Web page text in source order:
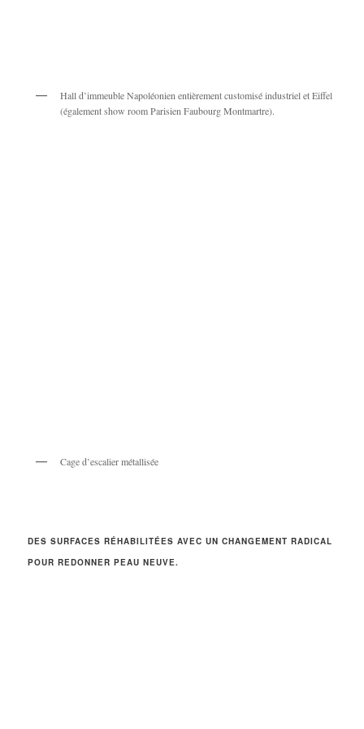
Hall d’immeuble Napoléonien entièrement customisé industriel et Eiffel
(également show room Parisien Faubourg Montmartre).
Cage d’escalier métallisée
DES SURFACES RÉHABILITÉES AVEC UN CHANGEMENT RADICAL
POUR REDONNER PEAU NEUVE.